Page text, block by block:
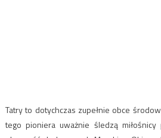
Tatry to dotychczas zupełnie obce
tego pioniera uważnie śledzą